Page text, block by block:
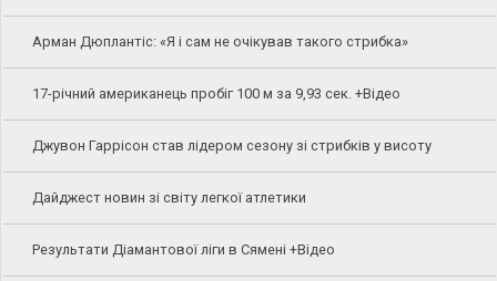
Арман Дюплантіс: «Я і сам не очікував такого стрибка»
17-річний американець пробіг 100 м за 9,93 сек. +Відео
Джувон Гаррісон став лідером сезону зі стрибків у висоту
Дайджест новин зі світу легкої атлетики
Результати Діамантової ліги в Сямені +Відео